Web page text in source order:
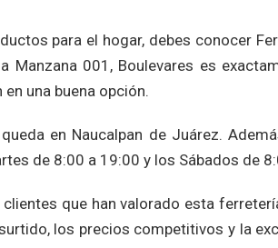
para el hogar, debes conocer
Manzana 001, Boulevares es
una buena opción.
en Naucalpan de Juárez.
de 8:00 a 19:00 y los Sábados de
que han valorado esta
los precios competitivos y la